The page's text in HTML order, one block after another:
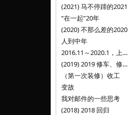
(2021) 马不停蹄的2021
“在一起”20年
(2020) 不那么差的2020
人到中年
2016.11～2020.1，上海，Inspire
(2019) 2019 修车、修人、修房
（第一次装修）收工
变故
我对邮件的一些思考
(2018) 2018 回归